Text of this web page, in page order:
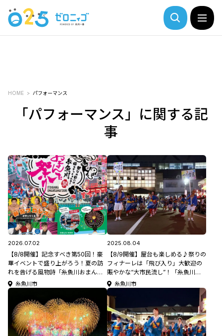
HOME パフォーマンス
「パフォーマンス」に関する記
事
2026.07.02
【8/8開催】記念すべき第50回！豪
華イベントで盛り上がろう！夏の訪
れを告げる風物詩「糸魚川おまんた
祭り」【新潟県の祭り･花火大会特集
2026】
糸魚川市
2025.08.04
【8/9開催】屋台も楽しめる♪祭りの
フィナーレは「飛び入り」大歓迎の
賑やかな“大市民流し”！「糸魚川お
まんた祭り」【新潟県の夏祭り特集
2025】
糸魚川市